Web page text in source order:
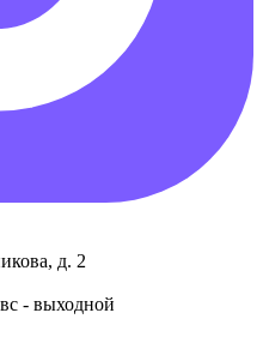
д. 2
- выходной